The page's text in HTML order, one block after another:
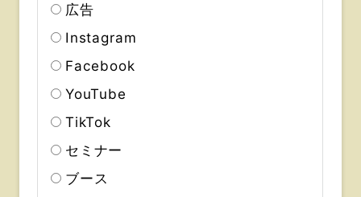
広告
Instagram
Facebook
YouTube
TikTok
セミナー
ブース